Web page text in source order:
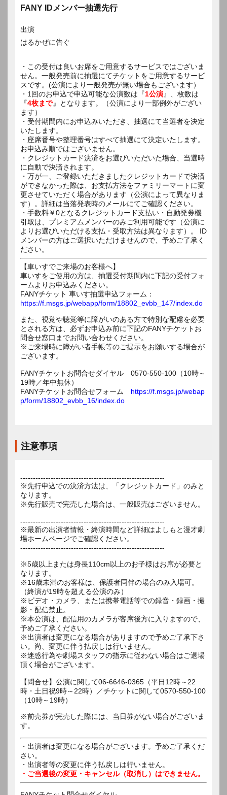
FANY IDメンバー抽選先行
出演
はるかぜに告ぐ
・この受付は良いお席をご用意するサービスではございま
せん。一般発売前に抽選にてチケットをご用意するサービ
スです。(公演により一般発売が無い場合もございます）
・1回のお申込で申込可能な公演数は『1公演』、枚数は
『4枚まで』となります。（公演により一部例外がござい
ます）
・受付期間内にお申込みいただき、抽選にて当選者を決定
いたします。
・座席番号や整理番号はすべて抽選にて決定いたします。
お申込み順ではございません。
・クレジットカード決済をお選びいただいた場合、当選時
に自動で決済されます。
・万が一、ご登録いただきましたクレジットカードで決済
ができなかった際は、お支払方法をファミリーマートに変
更させていただく場合があります（公演によって異なりま
す）。詳細は当落発表時のメールにてご確認ください。
・手数料￥0となるクレジットカード支払い・自動発券機
引取は、プレミアムメンバーのみご利用可能です（公演に
よりお選びいただける支払・受取方法は異なります）。 ID
メンバーの方はご選択いただけませんので、予めご了承く
ださい。
【車いすでご来場のお客様へ】
車いすをご使用の方は、抽選受付期間内に下記の受付フォ
ームよりお申込みください。
FANYチケット 車いす抽選申込フォーム：
https://f.msgs.jp/webapp/form/18802_evbb_147/index.do
また、視覚や聴覚等に障がいのある方で特別な配慮を必要
とされる方は、必ずお申込み前に下記のFANYチケットお
問合せ窓口までお問い合わせください。
※ご来場時に障がい者手帳等のご提示をお願いする場合が
ございます。
FANYチケットお問合せダイヤル 0570-550-100（10時～
19時／年中無休）
FANYチケットお問合せフォーム https://f.msgs.jp/webap
p/form/18802_evbb_16/index.do
注意事項
---------------------------------------------------------
※先行申込での決済方法は、「クレジットカード」のみと
なります。
※先行販売で完売した場合は、一般販売はございません。
---------------------------------------------------------
※最新の出演者情報・終演時間など詳細はよしもと漫才劇
場ホームページでご確認ください。
---------------------------------------------------------
※5歳以上または身長110cm以上のお子様はお席が必要と
なります。
※16歳未満のお客様は、保護者同伴の場合のみ入場可。
（終演が19時を超える公演のみ）
※ビデオ・カメラ、または携帯電話等での録音・録画・撮
影・配信禁止。
※本公演は、配信用のカメラが客席後方に入りますので、
予めご了承ください。
※出演者は変更になる場合がありますので予めご了承下さ
い。尚、変更に伴う払戻しは行いません。
※迷惑行為や劇場スタッフの指示に従わない場合はご退場
頂く場合がございます。
【問合せ】公演に関して06-6646-0365（平日12時～22
時・土日祝9時～22時）／チケットに関して0570-550-100
※前売券が完売した際には、当日券がない場合がございま
す。
・出演者は変更になる場合がございます。予めご了承くだ
さい。
・出演者等の変更に伴う払戻しは行いません。
・ご当選後の変更・キャンセル（取消し）はできません。